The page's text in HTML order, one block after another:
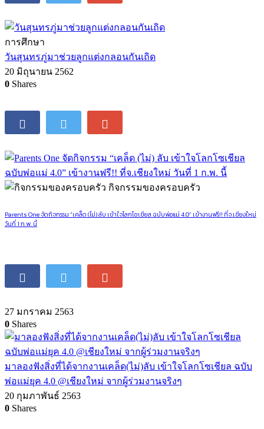
การศึกษา
วันสุนทรภู่มาช่วยลูกแต่งกลอนกันเถิด
20 มิถุนายน 2562
0 Shares
กิจกรรมของครอบครัว
Parents One จัดกิจกรรม “เคล็ด (ไม่) ลับ เข้าใจโลกโซเชียล ฉบับพ่อแม่ 4.0” เข้างานฟรี!! ที่จ.เชียงใหม่
วันที่ 1 ก.พ. นี้
27 มกราคม 2563
0 Shares
มาลองฟังสิ่งที่ได้จากงานเคล็ด(ไม่)ลับ เข้าใจโลกโซเชียล ฉบับ
พ่อแม่ยุค 4.0 @เชียงใหม่ จากผู้ร่วมงานจริงๆ
20 กุมภาพันธ์ 2563
0 Shares